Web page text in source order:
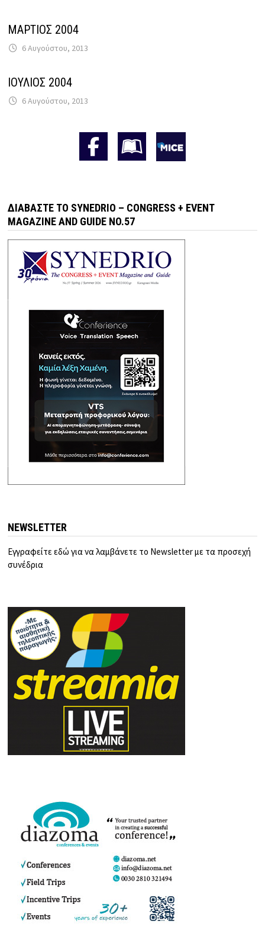
ΜΑΡΤΙΟΣ 2004
6 Αυγούστου, 2013
ΙΟΥΛΙΟΣ 2004
6 Αυγούστου, 2013
ΔΙΑΒΆΣΤΕ ΤΟ SYNEDRIO – CONGRESS + EVENT
MAGAZINE AND GUIDE NO.57
NEWSLETTER
Εγγραφείτε εδώ για να λαμβάνετε το Newsletter με τα προσεχή
συνέδρια